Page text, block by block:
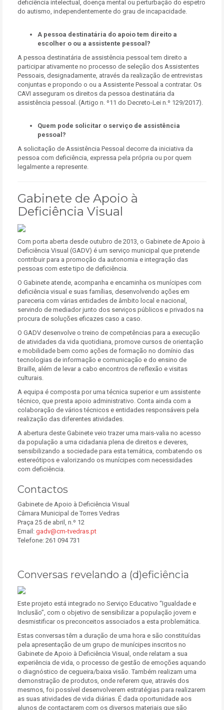
deficiência intelectual, doença mental ou perturbação do espetro
do autismo, independentemente do grau de incapacidade.
A pessoa destinatária do apoio tem direito a
escolher o ou a assistente pessoal?
A pessoa destinatária de assistência pessoal tem direito a
participar ativamente no processo de seleção dos Assistentes
Pessoais, designadamente, através da realização de entrevistas
conjuntas e propondo o ou a Assistente Pessoal a contratar. Os
CAVI asseguram os direitos da pessoa destinatária da
assistência pessoal. (Artigo n. º11 do Decreto-Lei n.º 129/2017).
Quem pode solicitar o serviço de assistência
pessoal?
A solicitação de Assistência Pessoal decorre da iniciativa da
pessoa com deficiência, expressa pela própria ou por quem
legalmente a represente.
Gabinete de Apoio à
Deficiência Visual
Com porta aberta desde outubro de 2013, o Gabinete de Apoio à
Deficiência Visual (GADV) é um serviço municipal que pretende
contribuir para a promoção da autonomia e integração das
pessoas com este tipo de deficiência.
O Gabinete atende, acompanha e encaminha os munícipes com
deficiência visual e suas famílias, desenvolvendo ações em
pareceria com várias entidades de âmbito local e nacional,
servindo de mediador junto dos serviços públicos e privados na
procura de soluções eficazes caso a caso.
O GADV desenvolve o treino de competências para a execução
de atividades da vida quotidiana, promove cursos de orientação
e mobilidade bem como ações de formação no domínio das
tecnologias de informação e comunicação e do ensino de
Braille, além de levar a cabo encontros de reflexão e visitas
culturais.
A equipa é composta por uma técnica superior e um assistente
técnico, que presta apoio administrativo. Conta ainda com a
colaboração de vários técnicos e entidades responsáveis pela
realização das diferentes atividades.
A abertura deste Gabinete veio trazer uma mais-valia no acesso
da população a uma cidadania plena de direitos e deveres,
sensibilizando a sociedade para esta temática, combatendo os
estereótipos e valorizando os munícipes com necessidades
com deficiência.
Contactos
Gabinete de Apoio à Deficiência Visual
Câmara Municipal de Torres Vedras
Praça 25 de abril, n.º 12
Email: gadv@cm-tvedras.pt
Telefone: 261 094 731
Conversas revelando a (d)eficiência
Este projeto está integrado no Serviço Educativo “Igualdade e
Inclusão”, com o objetivo de sensibilizar a população jovem e
desmistificar os preconceitos associados a esta problemática.
Estas conversas têm a duração de uma hora e são constituídas
pela apresentação de um grupo de munícipes inscritos no
Gabinete de Apoio à Deficiência Visual, onde relatam a sua
experiência de vida, o processo de gestão de emoções aquando
o diagnóstico de cegueira/baixa visão. Também realizam uma
demonstração de produtos, onde referem que, através dos
mesmos, foi possível desenvolverem estratégias para realizarem
as suas atividades de vida diárias. É dada oportunidade aos
alunos de contactarem com os diversos materiais que são